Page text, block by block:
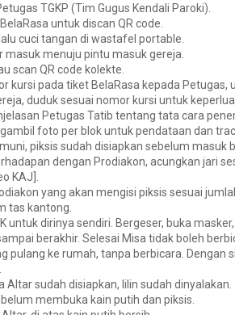
TGKP (Tim Gugus Kendali Paroki).
untuk discan QR code
cuci tangan di wastafel portable.
masuk menuju pintu masuk gereja.
scan QR code kolekte.
kursi pada tiket BelaRasa kepada
duduk sesuai nomor kursi untuk
Petugas Tatib tentang tata cara
foto per blokuntuk pendataan dan
piksis sudah disiapkan sebelum masuk
dengan Prodiakon, acungkan jari
KAJ].
yang akan mengisi piksis sesuai
tas kantong
untuk dirinya sendiri. Bergeser, buka
berakhir. Selesai Misa tidak boleh
pulang ke rumah, tanpa berbicara .
Altar sudah disiapkan, lilin sudah dinyalakan
membuka kain putih dan piksis.